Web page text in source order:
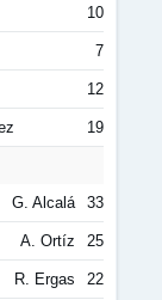
10
7
12
19
G. Alcalá 33
A. Ortíz 25
R. Ergas 22